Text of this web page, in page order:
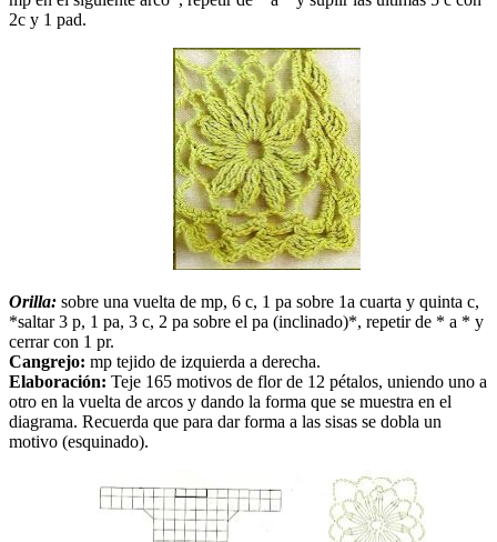
2c y 1 pad.
Orilla: sobre una vuelta de mp, 6 c, 1 pa sobre 1a cuarta y quinta c,
*saltar 3 p, 1 pa, 3 c, 2 pa sobre el pa (inclinado)*, repetir de * a * y
cerrar con 1 pr.
Cangrejo: mp tejido de izquierda a derecha.
Elaboración: Teje 165 motivos de flor de 12 pétalos, uniendo uno a
otro en la vuelta de arcos y dando la forma que se muestra en el
diagrama. Recuerda que para dar forma a las sisas se dobla un
motivo (esquinado).